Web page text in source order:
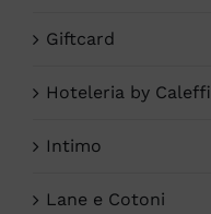
Giftcard
Hoteleria by Caleffi
Intimo
Lane e Cotoni